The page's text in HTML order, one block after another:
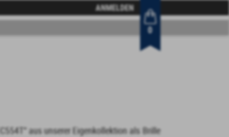
ANMELDEN
0
aus unserer Eigenkollektion als Brille